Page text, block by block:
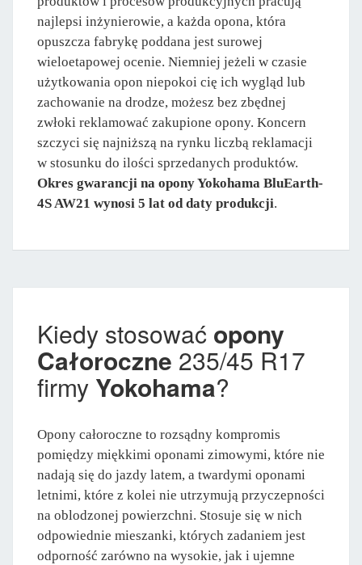
najlepsi inżynierowie, a każda opona, która
opuszcza fabrykę poddana jest surowej
wieloetapowej ocenie. Niemniej jeżeli w czasie
użytkowania opon niepokoi cię ich wygląd lub
zachowanie na drodze, możesz bez zbędnej
zwłoki reklamować zakupione opony. Koncern
szczyci się najniższą na rynku liczbą reklamacji
w stosunku do ilości sprzedanych produktów.
Okres gwarancji na opony Yokohama BluEarth-
4S AW21 wynosi 5 lat od daty produkcji.
Kiedy stosować opony
Całoroczne 235/45 R17
firmy Yokohama?
Opony całoroczne to rozsądny kompromis
pomiędzy miękkimi oponami zimowymi, które nie
nadają się do jazdy latem, a twardymi oponami
letnimi, które z kolei nie utrzymują przyczepności
na oblodzonej powierzchni. Stosuje się w nich
odpowiednie mieszanki, których zadaniem jest
odporność zarówno na wysokie, jak i ujemne